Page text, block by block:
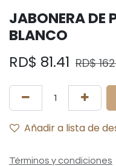
JABONERA DE
BLANCO
RD$ 81.41 RD$
Añadir a lista de
Términos y condiciones